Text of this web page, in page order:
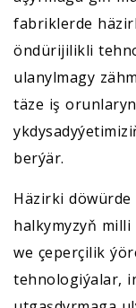
fabriklerde
öndürijilikli
ulanylmagy
täze iş
berýär.
Häzirki döwürde
halkymyzyň
we çeperçilik
tehnologiýalar,